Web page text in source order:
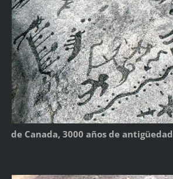
de Canada, 3000 años de antigüedad